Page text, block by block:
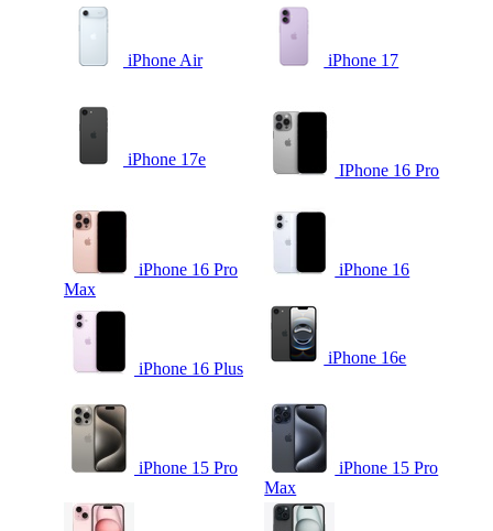
iPhone Air iPhone 17
iPhone 17e
IPhone 16 Pro
iPhone 16 Pro
Max
iPhone 16
iPhone 16 Plus
iPhone 16e
iPhone 15 Pro
iPhone 15 Pro
Max